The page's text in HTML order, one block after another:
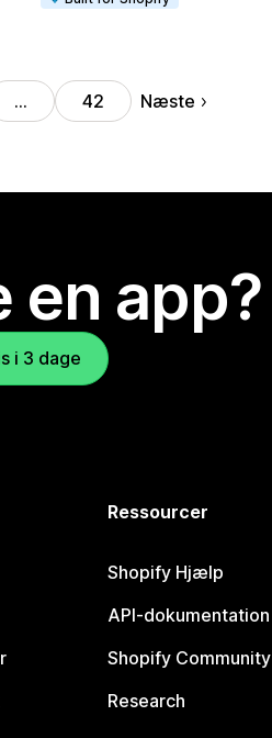
… 42 Næste
en app?
i 3 dage
Ressourcer
Shopify Hjælp
API-dokumentation
Shopify Community
Research